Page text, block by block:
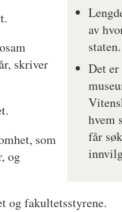
av
staten.
Det
hvem
får
skriver
som
og
og fakultetsstyrene.